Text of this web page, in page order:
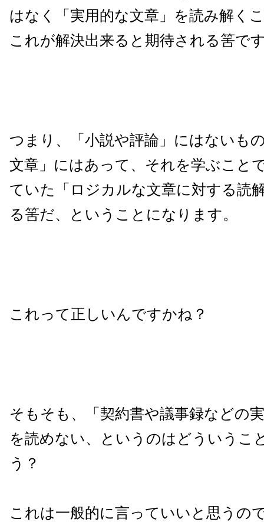
はなく「実用的な文章」を読み解く
これが解決出来ると期待される筈で
つまり、「小説や評論」にはないも
文章」にはあって、それを学ぶこと
ていた「ロジカルな文章に対する読
る筈だ、ということになります。
これって正しいんですかね？
そもそも、「契約書や議事録などの
を読めない、というのはどういうこ
う？
これは一般的に言っていいと思うの